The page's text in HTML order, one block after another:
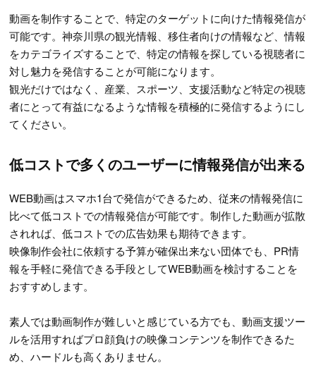
動画を制作することで、特定のターゲットに向けた情報発信が
可能です。神奈川県の観光情報、移住者向けの情報など、情報
をカテゴライズすることで、特定の情報を探している視聴者に
対し魅力を発信することが可能になります。
観光だけではなく、産業、スポーツ、支援活動など特定の視聴
者にとって有益になるような情報を積極的に発信するようにし
てください。
低コストで多くのユーザーに情報発信が出来る
WEB動画はスマホ1台で発信ができるため、従来の情報発信に
比べて低コストでの情報発信が可能です。制作した動画が拡散
されれば、低コストでの広告効果も期待できます。
映像制作会社に依頼する予算が確保出来ない団体でも、PR情
報を手軽に発信できる手段としてWEB動画を検討することを
おすすめします。
素人では動画制作が難しいと感じている方でも、動画支援ツー
ルを活用すればプロ顔負けの映像コンテンツを制作できるた
め、ハードルも高くありません。